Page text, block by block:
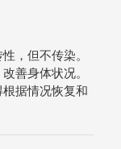
，但不传染。
善身体状况。
据情况恢复和